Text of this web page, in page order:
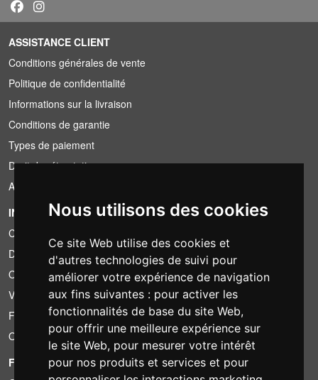
Nous utilisons des cookies
Ce site Web utilise des cookies et
d'autres technologies de suivi pour
améliorer votre expérience de navigation
aux fins suivantes : pour activer les
fonctionnalités de base du site Web,
pour offrir une meilleure expérience sur
le site Web, pour mesurer votre intérêt
pour nos produits et services et pour
ASSISTANCE CLIENT
Conditions générales de vente
Politique de confidentialité
Informations sur la livraison
Conditions de garantie
Types de paiement
Droit de rétractation
Application de la TVA
INFORMATION
Conditions de location
Devis
Offre groupée
Vous avez trouvé moins cher?
Financement
Occasion
FOTOCOLOMBO.IT